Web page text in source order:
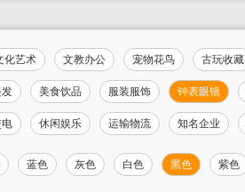
化艺术 文教办公 宠物花鸟 古玩收藏
美食饮品 服装服饰 钟表眼镜
休闲娱乐 运输物流 知名企业
蓝色 灰色 白色 黑色 紫色